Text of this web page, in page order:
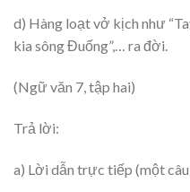
d) Hàng loạt vở kịch như
kia sông Đuống”,… ra đời.
(Ngữ văn 7, tập hai)
Trả lời:
a) Lời dẫn trực tiếp (một câu